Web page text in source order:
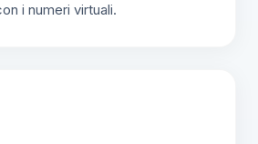
i numeri virtuali.